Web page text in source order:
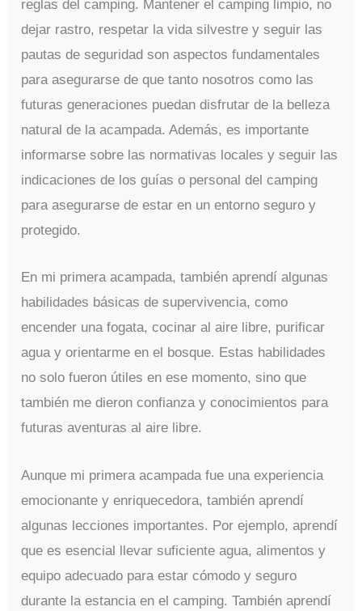
reglas del camping. Mantener el camping limpio, no
dejar rastro, respetar la vida silvestre y seguir las
pautas de seguridad son aspectos fundamentales
para asegurarse de que tanto nosotros como las
futuras generaciones puedan disfrutar de la belleza
natural de la acampada. Además, es importante
informarse sobre las normativas locales y seguir las
indicaciones de los guías o personal del camping
para asegurarse de estar en un entorno seguro y
protegido.
En mi primera acampada, también aprendí algunas
habilidades básicas de supervivencia, como
encender una fogata, cocinar al aire libre, purificar
agua y orientarme en el bosque. Estas habilidades
no solo fueron útiles en ese momento, sino que
también me dieron confianza y conocimientos para
futuras aventuras al aire libre.
Aunque mi primera acampada fue una experiencia
emocionante y enriquecedora, también aprendí
algunas lecciones importantes. Por ejemplo, aprendí
que es esencial llevar suficiente agua, alimentos y
equipo adecuado para estar cómodo y seguro
durante la estancia en el camping. También aprendí